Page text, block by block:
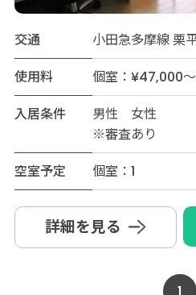
交通
小田急多摩線 栗
使用料
個室：¥47,000
入居条件
男性 女性
※審査あり
空室予定
個室：1
詳細を見る